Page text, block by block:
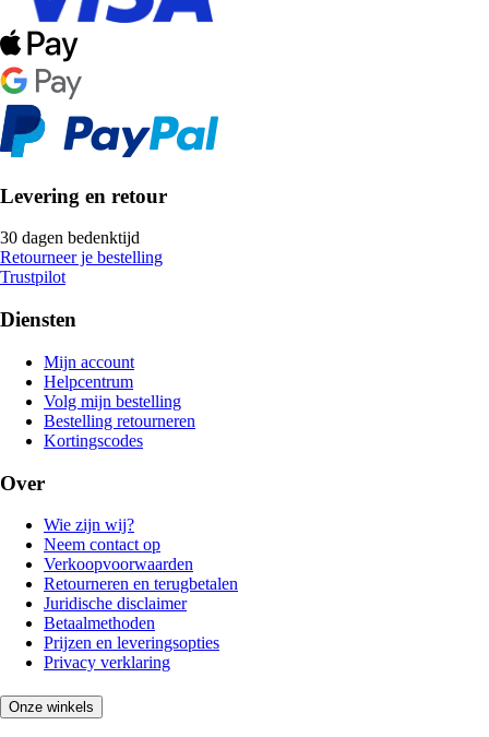
Levering en retour
30 dagen bedenktijd
Retourneer je bestelling
Trustpilot
Diensten
Mijn account
Helpcentrum
Volg mijn bestelling
Bestelling retourneren
Kortingscodes
Over
Wie zijn wij?
Neem contact op
Verkoopvoorwaarden
Retourneren en terugbetalen
Juridische disclaimer
Betaalmethoden
Prijzen en leveringsopties
Privacy verklaring
Onze winkels